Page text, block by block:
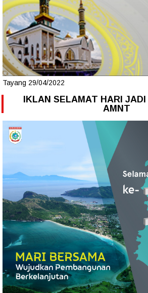
Tayang 29/04/2022
IKLAN SELAMAT HARI
AMNT